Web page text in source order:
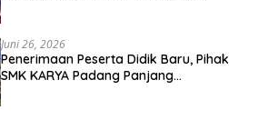
Juni 26, 2026
Penerimaan Peserta Didik Baru, Pihak
SMK KARYA Padang Panjang